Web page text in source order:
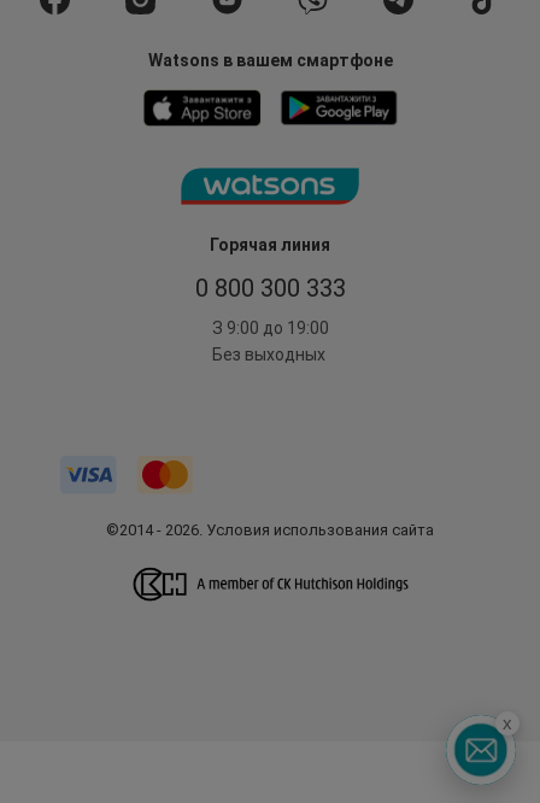
Горячая линия
0 800 300 333
З 9:00 до 19:00
Без выходных
Watsons в вашем смартфоне
©2014 - 2026. Условия использования сайта
x